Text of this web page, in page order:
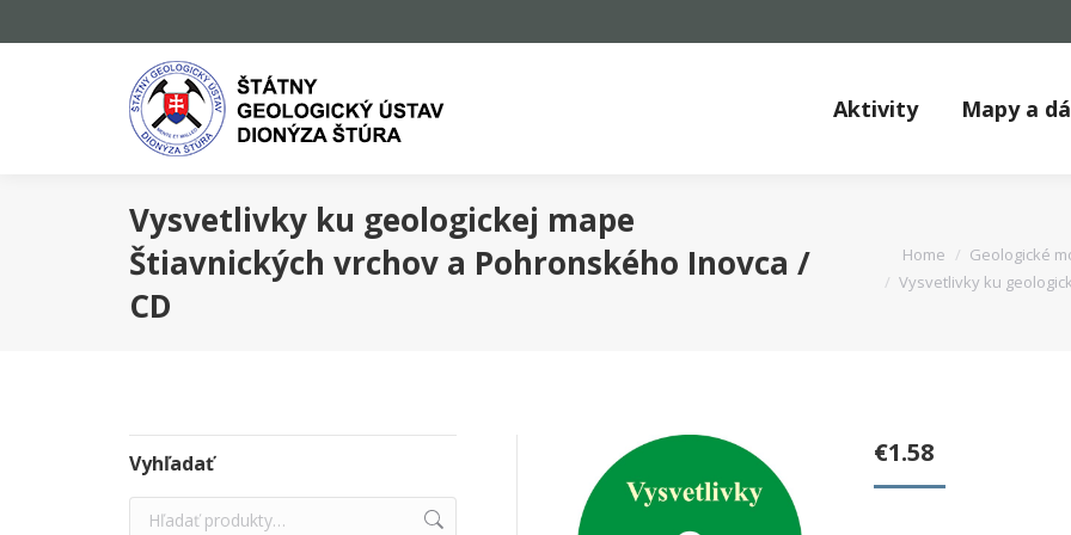
Aktivity Mapy a
Vysvetlivky ku geologickej mape
Štiavnických vrchov a Pohronského Inovca /
CD
You are here:Home Geologické
Vysvetlivky ku
€1.58
Vyhľadať